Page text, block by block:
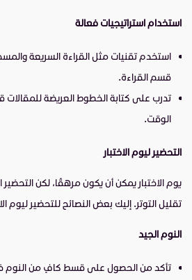
استخدام استراتيجيات فعالة
استخدم تقنيات مثل القراءة السريعة
قسم القراءة.
تدرب على كتابة الخطوط العريضة للمقالات
الوقت.
التحضير ليوم الاختبار
يوم الاختبار يمكن أن يكون مرهقًا، لكن
تقليل التوتر. إليك بعض النصائح للتحضير ليوم
النوم الجيد
تأكد من الحصول على قسط كافٍ من النوم في